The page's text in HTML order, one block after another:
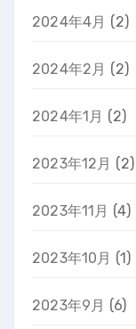
2024年4月 (2)
2024年2月 (2)
2024年1月 (2)
2023年12月 (2)
2023年11月 (4)
2023年10月 (1)
2023年9月 (6)